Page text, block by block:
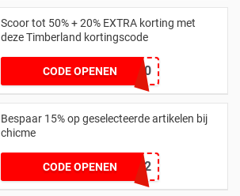
Scoor tot 50% + 20% EXTRA korting met
deze Timberland kortingscode
CODE OPENENEXTRA20
Bespaar 15% op geselecteerde artikelen bij
chicme
CODE OPENENCHIC12